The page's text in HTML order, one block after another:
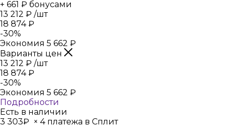
+ 661 ₽ бонусами
13 212 ₽ /шт
18 874₽
-30%
Экономия 5 662 ₽
Варианты цен
13 212 ₽ /шт
18 874₽
-30%
Экономия 5 662 ₽
Подробности
Есть в наличии
3 303₽ × 4 платежа в Сплит